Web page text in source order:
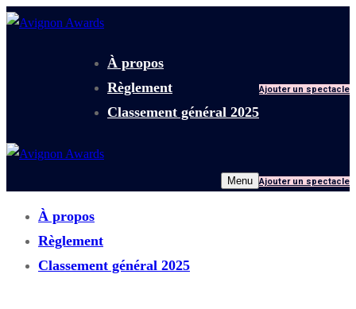
Aller
Menu
Fermer
À propos
Règlement
Classement général 2025
Ajouter un spectacle
Menu Ajouter un spectacle
À propos
Règlement
Classement général 2025